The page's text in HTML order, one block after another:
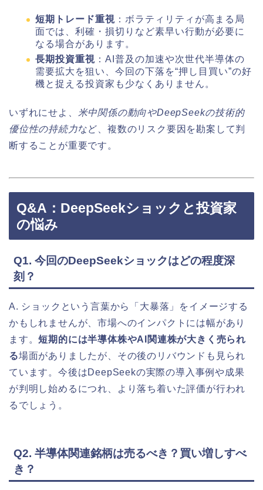
短期トレード重視 ：ボラティリティが高まる局
面では、利確・損切りなど素早い行動が必要に
なる場合があります。
長期投資重視 ：AI普及の加速や次世代半導体の
需要拡大を狙い、今回の下落を“押し目買い”の好
機と捉える投資家も少なくありません。
いずれにせよ、
米中関係の動向やDeepSeekの技術的
優位性の持続力など、複数のリスク要因を勘案して判
断することが重要です。
Q&A：DeepSeekショックと投資家
の悩み
Q1. 今回のDeepSeekショックはどの程度深
刻？
A. ショックという言葉から「大暴落」をイメージする
かもしれませんが、市場へのインパクトには幅があり
ます。短期的には半導体株やAI関連株が大きく売られ
る場面がありましたが、その後のリバウンドも見られ
ています。今後はDeepSeekの実際の導入事例や成果
が判明し始めるにつれ、より落ち着いた評価が行われ
るでしょう。
Q2. 半導体関連銘柄は売るべき？買い増しすべ
き？